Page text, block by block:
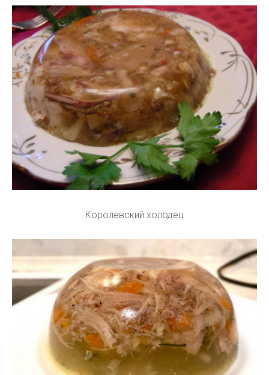
Королевский холодец